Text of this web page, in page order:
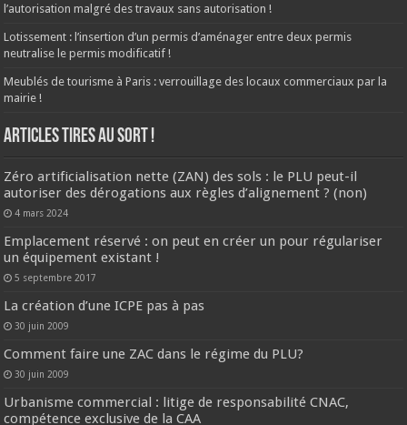
l’autorisation malgré des travaux sans autorisation !
Lotissement : l’insertion d’un permis d’aménager entre deux permis
neutralise le permis modificatif !
Meublés de tourisme à Paris : verrouillage des locaux commerciaux par la
mairie !
ARTICLES TIRES AU SORT !
Zéro artificialisation nette (ZAN) des sols : le PLU peut-il
autoriser des dérogations aux règles d’alignement ? (non)
4 mars 2024
Emplacement réservé : on peut en créer un pour régulariser
un équipement existant !
5 septembre 2017
La création d’une ICPE pas à pas
30 juin 2009
Comment faire une ZAC dans le régime du PLU?
30 juin 2009
Urbanisme commercial : litige de responsabilité CNAC,
compétence exclusive de la CAA